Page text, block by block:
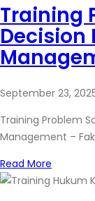
Training
Decision
September 23,
Training Problem
Management –
Read More